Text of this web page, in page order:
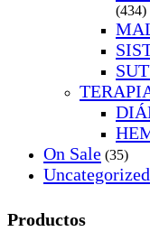
(434)
On Sale (35)
Uncategorized
Productos